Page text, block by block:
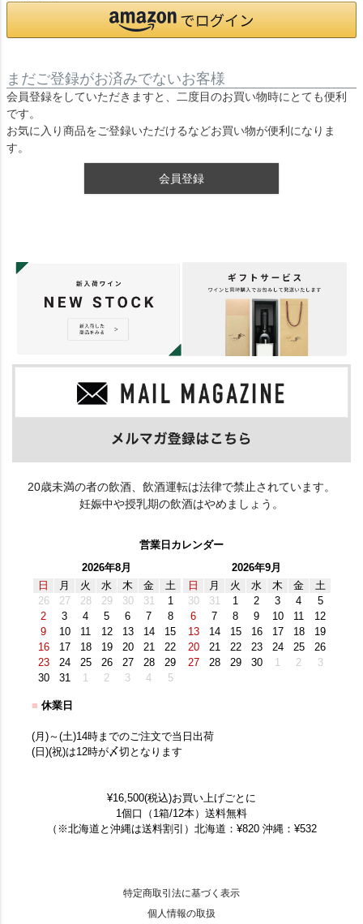
まだご登録がお済みでないお客様
会員登録をしていただきますと、二度目のお買い物時にとても便利
です。
お気に入り商品をご登録いただけるなどお買い物が便利になりま
す。
会員登録
20歳未満の者の飲酒、飲酒運転は法律で禁止されています。
妊娠中や授乳期の飲酒はやめましょう。
営業日カレンダー
2026年8月
日
月 火 水 木 金
土
26
27 28 29 30 31
1
2
3 4 5 6 7
8
9
10 11 12 13 14
15
16
17 18 19 20 21
22
23
24 25 26 27 28
29
30
31 1 2 3 4 5
2026年9月
日
月 火 水 木 金
土
30
31 1 2 3 4
5
6
7 8 9 10 11
12
13
14 15 16 17 18
19
20
21 22 23 24 25
26
27
28 29 30 1 2 3
■ 休業日
(月)～(土)14時までのご注文で当日出荷
(日)(祝)は12時が〆切となります
¥16,500(税込)お買い上げごとに
1個口（1箱/12本）送料無料
（※北海道と沖縄は送料割引）北海道：¥820 沖縄：¥532
特定商取引法に基づく表示
個人情報の取扱